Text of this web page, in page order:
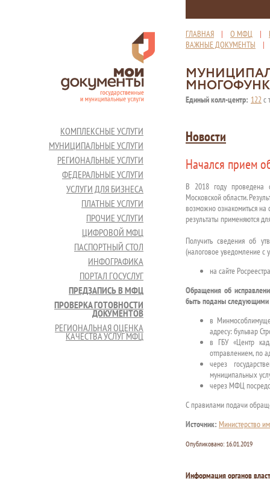
ГЛАВНАЯ | О МФЦ |
ВАЖНЫЕ ДОКУМЕНТЫ
Единый колл-центр: 122с
КОМПЛЕКСНЫЕ УСЛУГИ
МУНИЦИПАЛЬНЫЕ УСЛУГИ
РЕГИОНАЛЬНЫЕ УСЛУГИ
ФЕДЕРАЛЬНЫЕ УСЛУГИ
УСЛУГИ ДЛЯ БИЗНЕСА
ПЛАТНЫЕ УСЛУГИ
ПРОЧИЕ УСЛУГИ
ЦИФРОВОЙ МФЦ
ПАСПОРТНЫЙ СТОЛ
ИНФОГРАФИКА
ПОРТАЛ ГОСУСЛУГ
ПРЕДЗАПИСЬ В МФЦ
ПРОВЕРКА ГОТОВНОСТИ
ДОКУМЕНТОВ
РЕГИОНАЛЬНАЯ ОЦЕНКА
КАЧЕСТВА УСЛУГ МФЦ
Новости
Начался прием
В 2018 году проведена
Московской области.
возможно ознакомиться
результаты применяются
Получить сведения об
(налоговое уведомление с
на сайте
Обращения об
быть поданы следующими
в
адресу: бульвар
в ГБУ «Центр
отправлением, по
через
муниципальных
через МФЦ
С правилами подачи
Источник: Министерство
Опубликовано: 16.01.2019
Информация органов